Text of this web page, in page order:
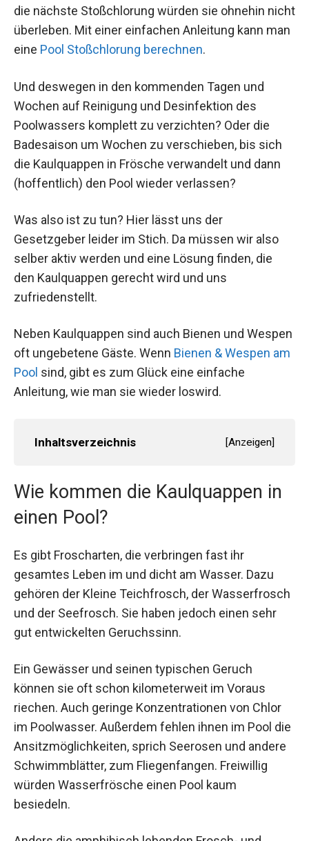
die nächste Stoßchlorung würden sie ohnehin nicht
überleben. Mit einer einfachen Anleitung kann man
eine Pool Stoßchlorung berechnen.
Und deswegen in den kommenden Tagen und
Wochen auf Reinigung und Desinfektion des
Poolwassers komplett zu verzichten? Oder die
Badesaison um Wochen zu verschieben, bis sich
die Kaulquappen in Frösche verwandelt und dann
(hoffentlich) den Pool wieder verlassen?
Was also ist zu tun? Hier lässt uns der
Gesetzgeber leider im Stich. Da müssen wir also
selber aktiv werden und eine Lösung finden, die
den Kaulquappen gerecht wird und uns
zufriedenstellt.
Neben Kaulquappen sind auch Bienen und Wespen
oft ungebetene Gäste. Wenn Bienen & Wespen am
Pool sind, gibt es zum Glück eine einfache
Anleitung, wie man sie wieder loswird.
Inhaltsverzeichnis [Anzeigen]
Wie kommen die Kaulquappen in
einen Pool?
Es gibt Froscharten, die verbringen fast ihr
gesamtes Leben im und dicht am Wasser. Dazu
gehören der Kleine Teichfrosch, der Wasserfrosch
und der Seefrosch. Sie haben jedoch einen sehr
gut entwickelten Geruchssinn.
Ein Gewässer und seinen typischen Geruch
können sie oft schon kilometerweit im Voraus
riechen. Auch geringe Konzentrationen von Chlor
im Poolwasser. Außerdem fehlen ihnen im Pool die
Ansitzmöglichkeiten, sprich Seerosen und andere
Schwimmblätter, zum Fliegenfangen. Freiwillig
würden Wasserfrösche einen Pool kaum
besiedeln.